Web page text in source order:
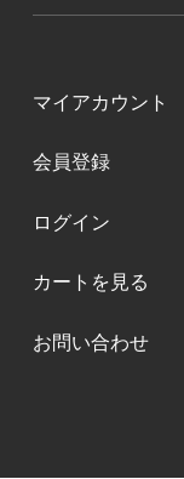
マイアカウント
会員登録
ログイン
カートを見る
お問い合わせ